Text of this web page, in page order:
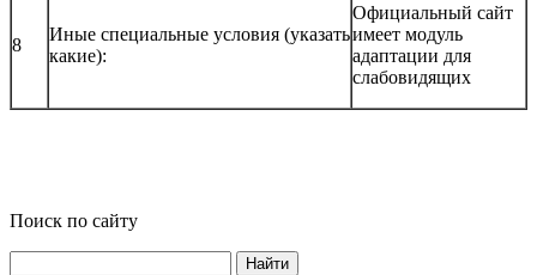
8
Иные специальные условия (указать
какие):
Официальный сайт
имеет модуль
адаптации для
слабовидящих
Поиск по сайту
Найти